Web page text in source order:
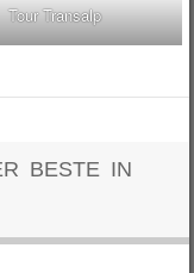
Tour Transalp
BESTE IN